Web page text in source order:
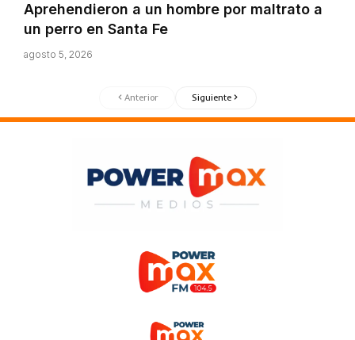
Aprehendieron a un hombre por maltrato a
un perro en Santa Fe
agosto 5, 2026
Anterior Siguiente